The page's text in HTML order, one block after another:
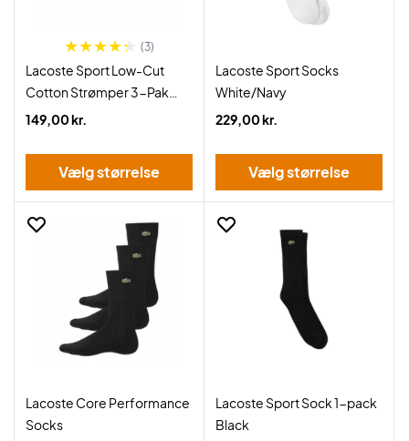
(3)
Lacoste Sport Low-Cut
Cotton Strømper 3-Pak
Sort
149,00 kr.
Vælg størrelse
Lacoste Sport Socks
White/Navy
229,00 kr.
Vælg størrelse
Lacoste Core Performance
Socks
Lacoste Sport Sock 1-pack
Black